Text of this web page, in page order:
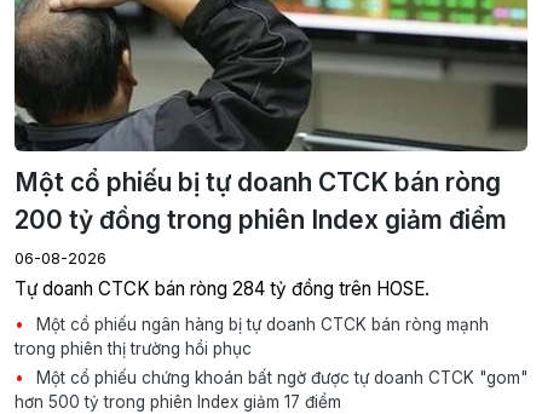
Một cổ phiếu bị tự doanh CTCK bán ròng
200 tỷ đồng trong phiên Index giảm điểm
06-08-2026
Tự doanh CTCK bán ròng 284 tỷ đồng trên HOSE.
Một cổ phiếu ngân hàng bị tự doanh CTCK bán ròng mạnh
trong phiên thị trường hồi phục
Một cổ phiếu chứng khoán bất ngờ được tự doanh CTCK "gom"
hơn 500 tỷ trong phiên Index giảm 17 điểm